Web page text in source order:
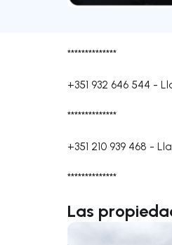
**************
+351 932 646 544 -
**************
+351 210 939 468 -
**************
Las